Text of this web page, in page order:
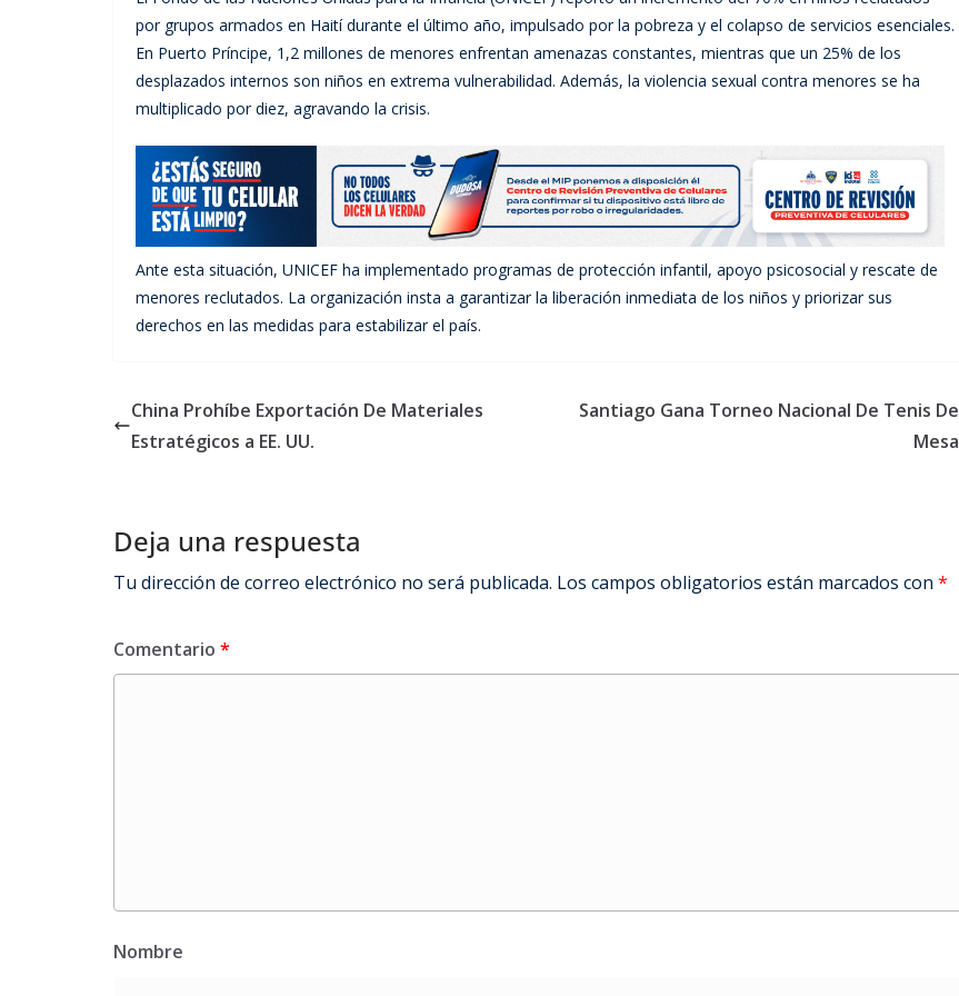
por grupos armados en Haití durante el último año, impulsado por la pobreza y el colapso de servicios esenciales.
En Puerto Príncipe, 1,2 millones de menores enfrentan amenazas constantes, mientras que un 25% de los
desplazados internos son niños en extrema vulnerabilidad. Además, la violencia sexual contra menores se ha
multiplicado por diez, agravando la crisis.
Ante esta situación, UNICEF ha implementado programas de protección infantil, apoyo psicosocial y rescate de
menores reclutados. La organización insta a garantizar la liberación inmediata de los niños y priorizar sus
derechos en las medidas para estabilizar el país.
China Prohíbe Exportación De Materiales
Estratégicos a EE. UU.
Santiago Gana Torneo Nacional De Tenis De
Mesa
Deja una respuesta
Tu dirección de correo electrónico no será publicada. Los campos obligatorios están marcados con *
Comentario *
Nombre